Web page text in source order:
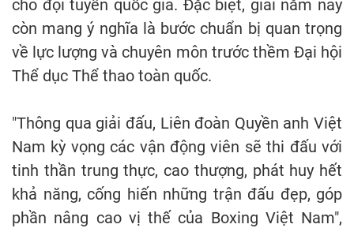
cho đội tuyển quốc gia. Đặc biệt, giải năm nay
còn mang ý nghĩa là bước chuẩn bị quan trọng
về lực lượng và chuyên môn trước thềm Đại hội
Thể dục Thể thao toàn quốc.
"Thông qua giải đấu, Liên đoàn Quyền anh Việt
Nam kỳ vọng các vận động viên sẽ thi đấu với
tinh thần trung thực, cao thượng, phát huy hết
khả năng, cống hiến những trận đấu đẹp, góp
phần nâng cao vị thế của Boxing Việt Nam",